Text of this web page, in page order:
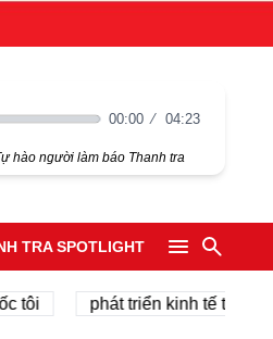
00:00 04:23
hào người làm báo Thanh tra
TRA SPOTLIGHT
phát triển kinh tế tư nhân